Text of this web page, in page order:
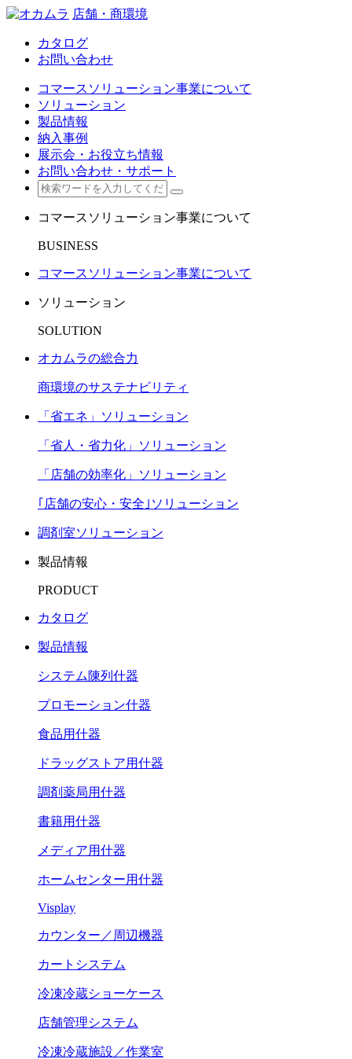
店舗・商環境
カタログ
お問い合わせ
コマースソリューション事業について
ソリューション
製品情報
納入事例
展示会・お役立ち情報
お問い合わせ・サポート
コマースソリューション事業について
BUSINESS
コマースソリューション事業について
ソリューション
SOLUTION
オカムラの総合力
商環境のサステナビリティ
「省エネ」ソリューション
「省人・省力化」ソリューション
「店舗の効率化」ソリューション
｢店舗の安心・安全｣ソリューション
調剤室ソリューション
製品情報
PRODUCT
カタログ
製品情報
システム陳列什器
プロモーション什器
食品用什器
ドラッグストア用什器
調剤薬局用什器
書籍用什器
メディア用什器
ホームセンター用什器
Visplay
カウンター／周辺機器
カートシステム
冷凍冷蔵ショーケース
店舗管理システム
冷凍冷蔵施設／作業室